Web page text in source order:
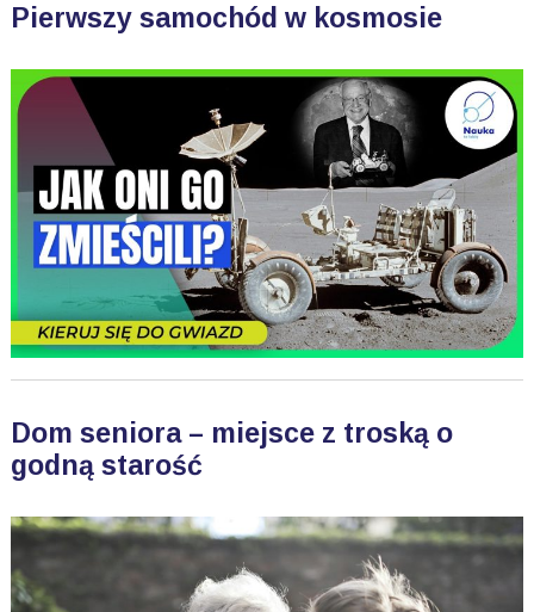
Pierwszy samochód w kosmosie
Dom seniora – miejsce z troską o
godną starość